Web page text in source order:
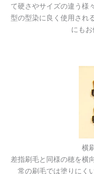
て硬さやサイズの違う様
型の型染に良く使用され
にもお
横
差指刷毛と同様の穂を横
常の刷毛では塗りにく